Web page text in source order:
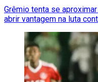
Grêmio tenta se
abrir vantagem na luta